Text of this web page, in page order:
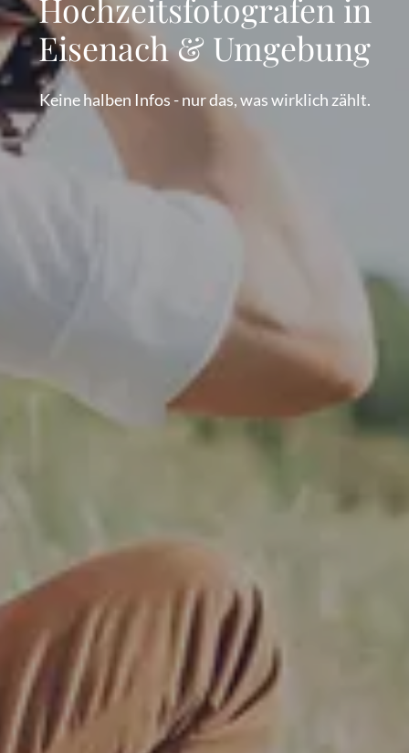
Hochzeitsfotografen in
Eisenach & Umgebung
Keine halben Infos - nur das, was wirklich zählt.